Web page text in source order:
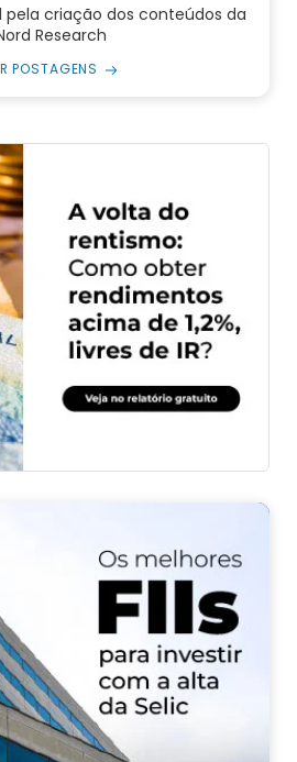
pela criação dos conteúdos da
Research
POSTAGENS